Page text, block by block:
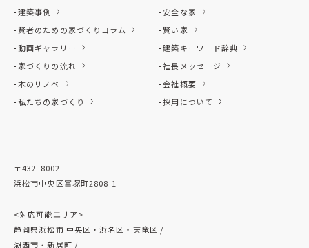
建築事例
賢者のための家づくりコラム
動画ギャラリー
家づくりの流れ
木のリノベ
私たちの家づくり
安全な家
賢い家
建築キーワード辞典
社長メッセージ
会社概要
採用について
〒432-8002
浜松市中央区富塚町2808-1
<対応可能エリア>
静岡県浜松市 中央区・浜名区・天竜区 /
湖西市・新居町 /